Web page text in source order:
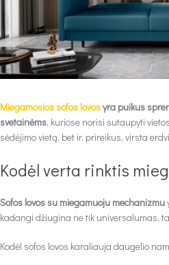
Miegamosios sofos lovosyra puikus
svetainėms, kuriose norisi sutaupyti
sėdėjimo vietą, bet ir, prireikus, virsta
Kodėl verta rinktis
Sofos lovos su miegamuoju mechanizmu
kadangi džiugina ne tik universalumas,
Kodėl sofos lovos karaliauja daugelio